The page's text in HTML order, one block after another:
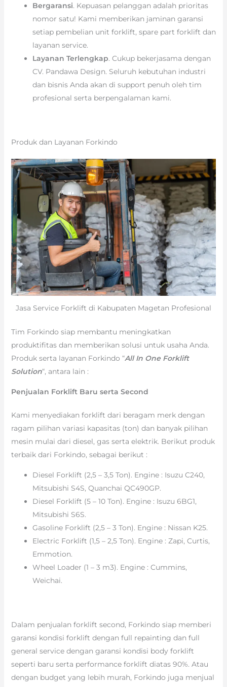
Bergaransi. Kepuasan pelanggan adalah prioritas
nomor satu! Kami memberikan jaminan garansi
setiap pembelian unit forklift, spare part forklift dan
layanan service.
Layanan Terlengkap. Cukup bekerjasama dengan
CV. Pandawa Design. Seluruh kebutuhan industri
dan bisnis Anda akan di support penuh oleh tim
profesional serta berpengalaman kami.
Produk dan Layanan Forkindo
Jasa Service Forklift di Kabupaten Magetan Profesional
Tim Forkindo siap membantu meningkatkan
produktifitas dan memberikan solusi untuk usaha Anda.
Produk serta layanan Forkindo “All In One Forklift
Solution“, antara lain :
Penjualan Forklift Baru serta Second
Kami menyediakan forklift dari beragam merk dengan
ragam pilihan variasi kapasitas (ton) dan banyak pilihan
mesin mulai dari diesel, gas serta elektrik. Berikut produk
terbaik dari Forkindo, sebagai berikut :
Diesel Forklift (2,5 – 3,5 Ton). Engine : Isuzu C240,
Mitsubishi S4S, Quanchai QC490GP.
Diesel Forklift (5 – 10 Ton). Engine : Isuzu 6BG1,
Mitsubishi S6S.
Gasoline Forklift (2,5 – 3 Ton). Engine : Nissan K25.
Electric Forklift (1,5 – 2,5 Ton). Engine : Zapi, Curtis,
Emmotion.
Wheel Loader (1 – 3 m3). Engine : Cummins,
Weichai.
Dalam penjualan forklift second, Forkindo siap memberi
garansi kondisi forklift dengan full repainting dan full
general service dengan garansi kondisi body forklift
seperti baru serta performance forklift diatas 90%. Atau
dengan budget yang lebih murah, Forkindo juga menjual